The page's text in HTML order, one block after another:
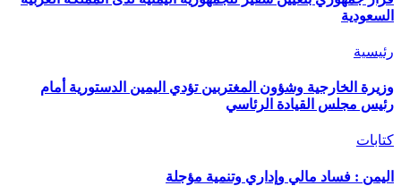
السعودية
رئيسية
وزيرة الخارجية وشؤون المغتربين تؤدي اليمين الدستورية أمام
رئيس مجلس القيادة الرئاسي
كتابات
اليمن : فساد مالي وإداري وتنمية مؤجلة